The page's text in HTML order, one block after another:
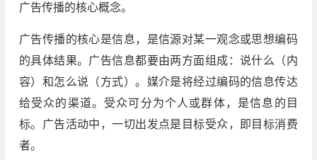
广告传播的核心概念。
广告传播的核心是信息，是信源对某一观念或思想编码
的具体结果。广告信息都要由两方面组成：说什么（内
容）和怎么说（方式）。媒介是将经过编码的信息传达
给受众的渠道。受众可分为个人或群体，是信息的目
标。广告活动中，一切出发点是目标受众，即目标消费
者。